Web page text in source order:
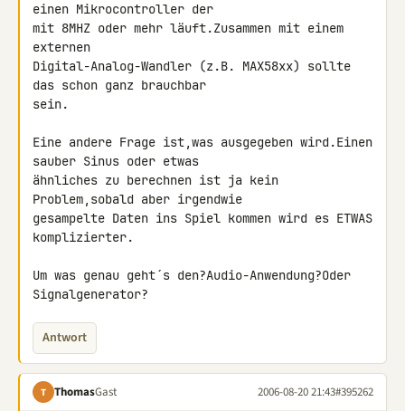
einen Mikrocontroller der
mit 8MHZ oder mehr läuft.Zusammen mit einem
externen
Digital-Analog-Wandler (z.B. MAX58xx) sollte
das schon ganz brauchbar
sein.
Eine andere Frage ist,was ausgegeben wird.Einen
sauber Sinus oder etwas
ähnliches zu berechnen ist ja kein
Problem,sobald aber irgendwie
gesampelte Daten ins Spiel kommen wird es ETWAS
komplizierter.
Um was genau geht´s den?Audio-Anwendung?Oder
Signalgenerator?
Antwort
T ThomasGast 2006-08-20 21:43#395262